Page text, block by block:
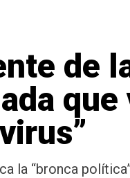
de
que
la “bronca